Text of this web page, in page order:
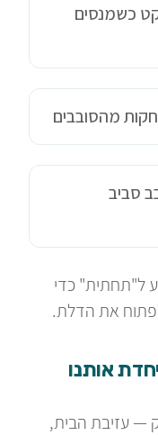
כשמנסים
מהסובבים
סביב
ל"תחתית" כדי
את הדלת.
אותנו
— עזיבת הבית,